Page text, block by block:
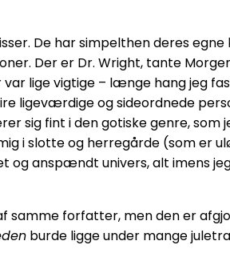
De har simpelthen deres
Der er Dr. Wright, tante
lige vigtige – længe hang jeg
ligeværdige og sideordnede
sig fint i den gotiske genre,
i slotte og herregårde (som er
anspændt univers, alt imens
samme forfatter, men den er
burde ligge under mange